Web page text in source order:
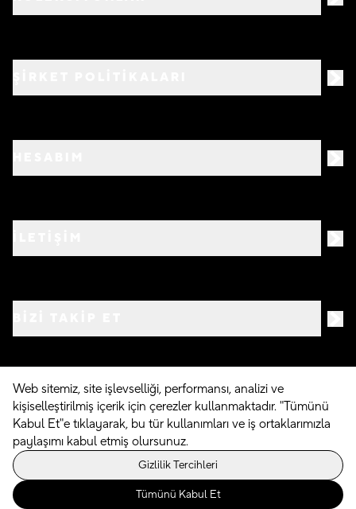
©2026 Crocs.com.tr • Tüm hakları saklıdır
Powered By
Web sitemiz, site işlevselliği, performansı, analizi ve
kişiselleştirilmiş içerik için çerezler kullanmaktadır. "Tümünü
Kabul Et"e tıklayarak, bu tür kullanımları ve iş ortaklarımızla
paylaşımı kabul etmiş olursunuz.
Gizlilik Tercihleri
Tümünü Kabul Et